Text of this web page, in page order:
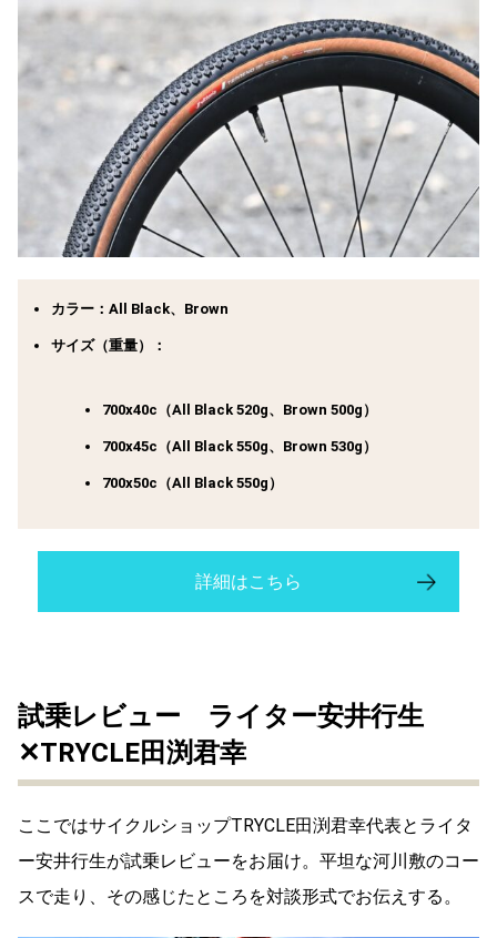
カラー ：All Black、Brown
サイズ（重量） ：
700x40c（All Black 520g、Brown 500g）
700x45c（All Black 550g、Brown 530g）
700x50c（All Black 550g）
詳細はこちら
試乗レビュー ライター安井行生
✕TRYCLE田渕君幸
ここではサイクルショップTRYCLE田渕君幸代表とライタ
ー安井行生が試乗レビューをお届け。平坦な河川敷のコー
スで走り、その感じたところを対談形式でお伝えする。